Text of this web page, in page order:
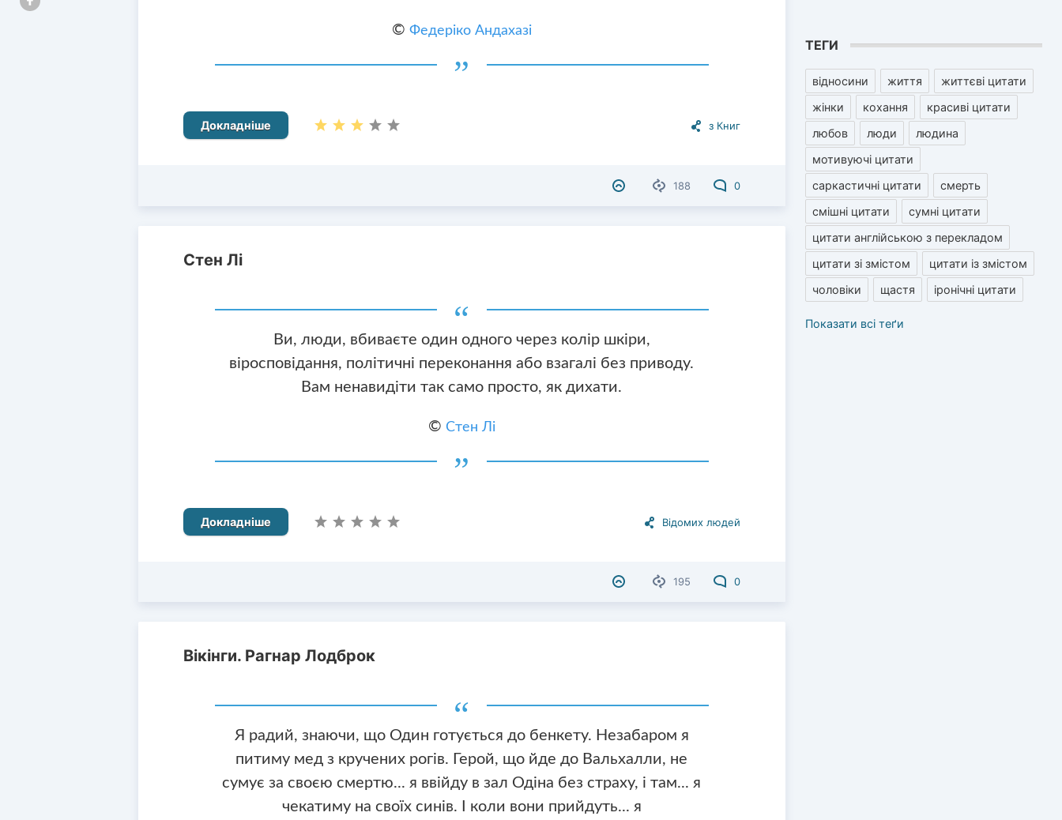
© Федеріко Андахазі
з Книг
Докладніше
188 0
Стен Лі
Ви, люди, вбиваєте один одного через колір шкіри,
віросповідання, політичні переконання або взагалі без приводу.
Вам ненавидіти так само просто, як дихати.
© Стен Лі
Відомих людей
Докладніше
195 0
Вікінги. Рагнар Лодброк
Я радий, знаючи, що Один готується до бенкету. Незабаром я
питиму мед з кручених рогів. Герой, що йде до Вальхалли, не
сумує за своєю смертю... я ввійду в зал Одіна без страху, і там... я
чекатиму на своїх синів. І коли вони прийдуть... я
ТЕГИ
відносини життя
життєві цитати
жінки
кохання
красиві цитати
любов
люди
людина
мотивуючі цитати
саркастичні цитати
смерть
смішні цитати
сумні цитати
цитати англійською з перекладом
цитати зі змістом
цитати із змістом
чоловіки
щастя іронічні цитати
Показати всі теґи